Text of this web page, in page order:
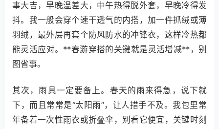
事大吉，早晚温差大，中午热得脱外套，早晚冷得发
抖。我一般会穿个速干透气的内搭，加一件抓绒或薄
羽绒，最外层再套个防风防水的冲锋衣，这样冷热都
能灵活应对。**春游穿搭的关键就是灵活增减**，别
图省事。
其次，雨具一定要备上。春天的雨来得急，说下就
下，而且常常是“太阳雨”，让人措手不及。我包里常
年备着一次性雨衣或折叠伞，别看它便宜，关键时刻